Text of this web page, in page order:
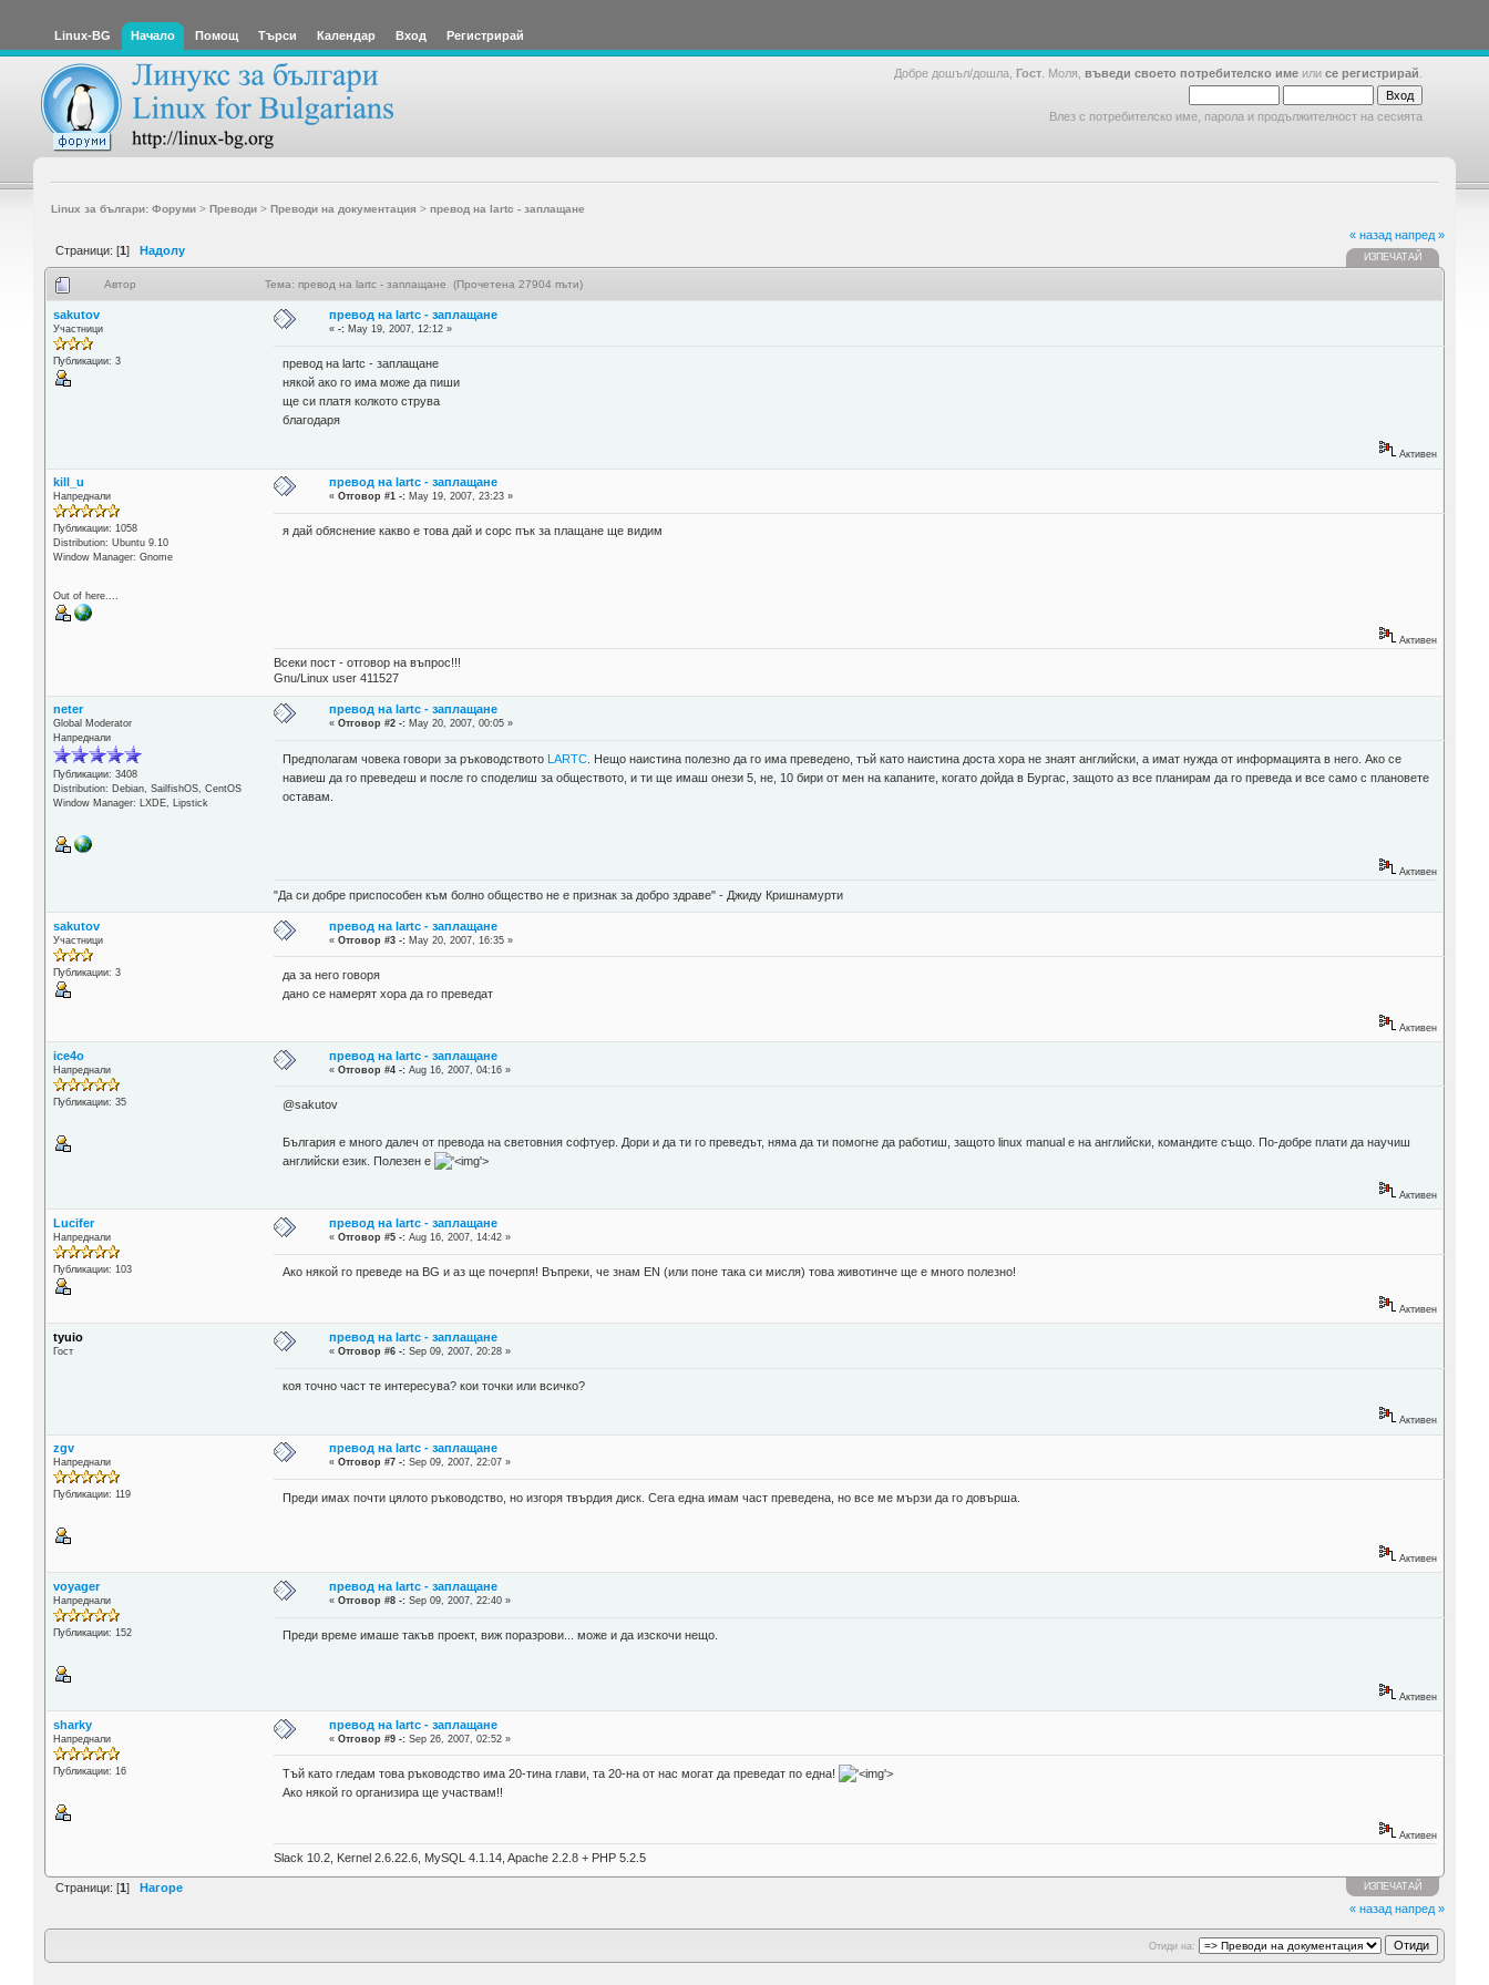
Linux-BG Начало Помощ Търси Календар Вход Регистрирай
Добре дошъл/дошла, Гост . Моля, въведи своето потребителско име или се регистрирай
Влез с потребителско име, парола и продължителност на сесията
Linux за българи: Форуми> Преводи> Преводи на документация > превод на lartc - заплащане
Страници: [1] Надолу
« назад напред »
ИЗПЕЧАТАЙ
Автор Тема: превод на lartc - заплащане (Прочетена 27904 пъти)
sakutov
Участници
Публикации: 3
превод на lartc - заплащане
«-: May 19, 2007, 12:12 »
превод на lartc - заплащане
някой ако го има може да пиши
ще си платя колкото струва
благодаря
Активен
kill_u
Напреднали
Публикации: 1058
Distribution: Ubuntu 9.10
Window Manager: Gnome
Out of here....
превод на lartc - заплащане
«Отговор #1 -: May 19, 2007, 23:23 »
я дай обяснение какво е това дай и сорс пък за плащане ще видим
Активен
Всеки пост - отговор на въпрос!!!
Gnu/Linux user 411527
neter
Global Moderator
Напреднали
Публикации: 3408
Distribution: Debian, SailfishOS, CentOS
Window Manager: LXDE, Lipstick
превод на lartc - заплащане
«Отговор #2 -: May 20, 2007, 00:05 »
Предполагам човека говори за ръководството LARTC . Нещо наистина полезно да го има преведено, тъй като наистина доста хора не знаят английски, а имат нужда от информацията в него. Ако се
навиеш да го преведеш и после го споделиш за обществото, и ти ще имаш онези 5, не, 10 бири от мен на капаните, когато дойда в Бургас, защото аз все планирам да го преведа и все само с плановете
оставам.
Активен
"Да си добре приспособен към болно общество не е признак за добро здраве" - Джиду Кришнамурти
sakutov
Участници
Публикации: 3
превод на lartc - заплащане
«Отговор #3 -: May 20, 2007, 16:35 »
да за него говоря
дано се намерят хора да го преведат
Активен
ice4o
Напреднали
Публикации: 35
превод на lartc - заплащане
«Отговор #4 -: Aug 16, 2007, 04:16 »
@sakutov
България е много далеч от превода на световния софтуер. Дори и да ти го преведът, няма да ти помогне да работиш, защото linux manual е на английски, командите също. По-добре плати да научиш
английски език. Полезен е
'>
Активен
Lucifer
Напреднали
Публикации: 103
превод на lartc - заплащане
«Отговор #5 -: Aug 16, 2007, 14:42 »
Ако някой го преведе на BG и аз ще почерпя! Въпреки, че знам EN (или поне така си мисля) това животинче ще е много полезно!
Активен
tyuio
Гост
превод на lartc - заплащане
«Отговор #6 -: Sep 09, 2007, 20:28 »
коя точно част те интересува? кои точки или всичко?
Активен
zgv
Напреднали
Публикации: 119
превод на lartc - заплащане
«Отговор #7 -: Sep 09, 2007, 22:07 »
Преди имах почти цялото ръководство, но изгоря твърдия диск. Сега една имам част преведена, но все ме мързи да го довърша.
Активен
voyager
Напреднали
Публикации: 152
превод на lartc - заплащане
«Отговор #8 -: Sep 09, 2007, 22:40 »
Преди време имаше такъв проект, виж поразрови... може и да изскочи нещо.
Активен
sharky
Напреднали
Публикации: 16
превод на lartc - заплащане
«Отговор #9 -: Sep 26, 2007, 02:52 »
Тъй като гледам това ръководство има 20-тина глави, та 20-на от нас могат да преведат по една!
'>
Ако някой го организира ще участвам!!
Активен
Slack 10.2, Kernel 2.6.22.6, MySQL 4.1.14, Apache 2.2.8 + PHP 5.2.5
Страници: [1] Нагоре ИЗПЕЧАТАЙ
« назад напред »
Отиди на: